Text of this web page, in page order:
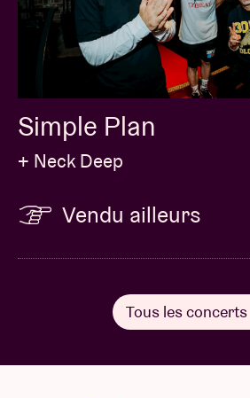
Simple Plan
+ Neck Deep
Vendu ailleurs
Tous les concerts